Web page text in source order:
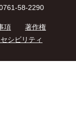
58-2290
項
著作権
シビリティ